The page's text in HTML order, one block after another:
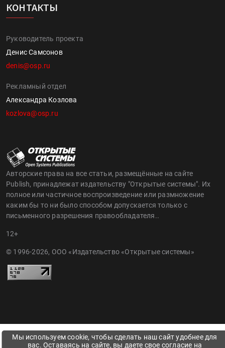
КОНТАКТЫ
Руководитель проекта
Денис Самсонов
denis@osp.ru
Рекламный отдел
Александра Козлова
kozlova@osp.ru
Авторские права на все статьи, размещённые на сайте
Publish, принадлежат издательству "Открытые системы". Их
полное или частичное воспроизведение или размножение
каким бы то ни было способом допускается только с
письменного разрешения правообладателя..
12+
© 1996-2026, ООО «Издательство «Открытые системы»
Мы используем cookie, чтобы сделать наш сайт удобнее для
вас. Оставаясь на сайте, вы даете свое согласие на